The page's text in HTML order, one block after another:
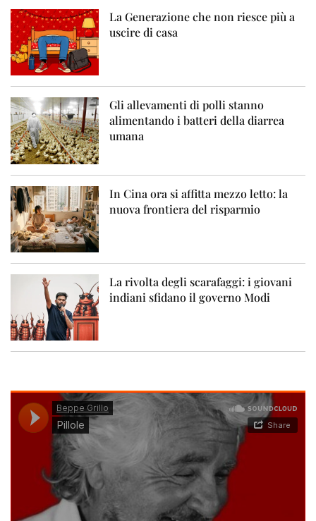
La Generazione che non riesce più a
uscire di casa
Gli allevamenti di polli stanno
alimentando i batteri della diarrea
umana
In Cina ora si affitta mezzo letto: la
nuova frontiera del risparmio
La rivolta degli scarafaggi: i giovani
indiani sfidano il governo Modi